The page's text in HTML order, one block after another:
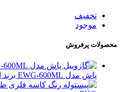
تخفیف
موجود
محصولات پرفروش
پاش مدل EWG-600ML برند اکو EKO